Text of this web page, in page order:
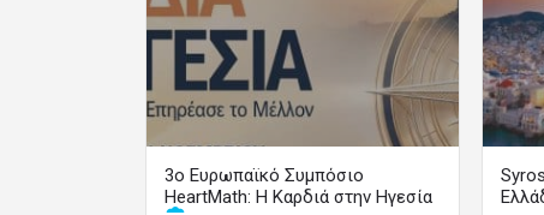
3ο Ευρωπαϊκό Συμπόσιο
HeartMath: Η Καρδιά στην Ηγεσία